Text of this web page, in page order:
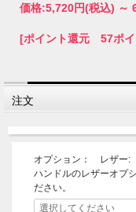
価格:5,720円(税込) ～
[ポイント還元 57ポイ
注文
オプション： レザー:
ハンドルのレザーオプ
ださい。